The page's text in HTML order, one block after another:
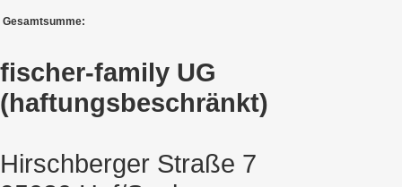
Gesamtsumme:
fischer-family UG
(haftungsbeschränkt)
Hirschberger Straße 7